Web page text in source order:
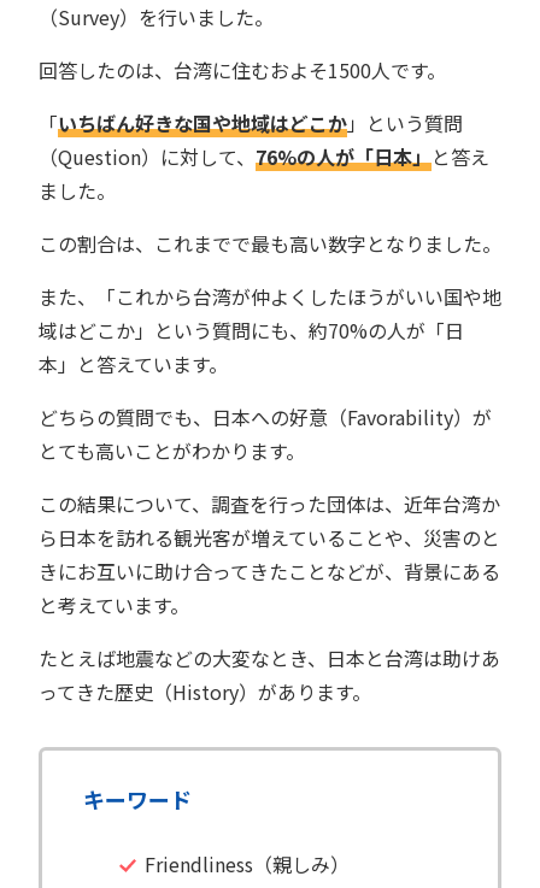
（Survey）を行いました。
回答したのは、台湾に住むおよそ1500人です。
「いちばん好きな国や地域はどこか」という質問
（Question）に対して、 76%の人が「日本」と答え
ました。
この割合は、これまでで最も高い数字となりました。
また、「これから台湾が仲よくしたほうがいい国や地
域はどこか」という質問にも、約70%の人が「日
本」と答えています。
どちらの質問でも、日本への好意（Favorability）が
とても高いことがわかります。
この結果について、調査を行った団体は、近年台湾か
ら日本を訪れる観光客が増えていることや、災害のと
きにお互いに助け合ってきたことなどが、背景にある
と考えています。
たとえば地震などの大変なとき、日本と台湾は助けあ
ってきた歴史（History）があります。
キーワード
Friendliness（親しみ）